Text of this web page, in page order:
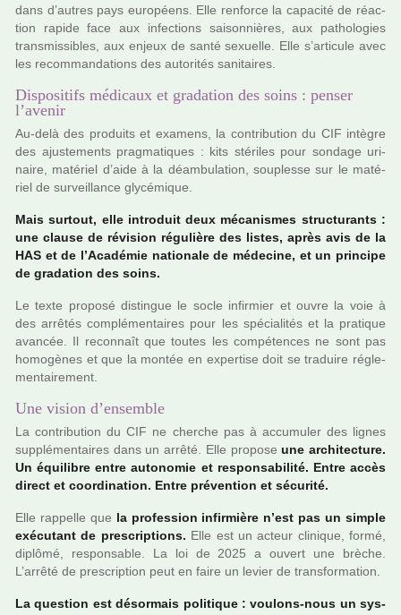
dans d’autres pays euro­péens. Elle ren­force la capa­cité de réac­
tion rapide face aux infec­tions sai­son­niè­res, aux patho­lo­gies
trans­mis­si­bles, aux enjeux de santé sexuelle. Elle s’arti­cule avec
les recom­man­da­tions des auto­ri­tés sani­tai­res.
Dispositifs médicaux et gradation des soins : penser
l’avenir
Au-delà des pro­duits et exa­mens, la contri­bu­tion du CIF intè­gre
des ajus­te­ments prag­ma­ti­ques : kits sté­ri­les pour son­dage uri­
naire, maté­riel d’aide à la déam­bu­la­tion, sou­plesse sur le maté­
riel de sur­veillance gly­cé­mi­que.
Mais sur­tout, elle intro­duit deux méca­nis­mes struc­tu­rants :
une clause de révi­sion régu­lière des listes, après avis de la
HAS et de l’Académie natio­nale de méde­cine, et un prin­cipe
de gra­da­tion des soins.
Le texte pro­posé dis­tin­gue le socle infir­mier et ouvre la voie à
des arrê­tés com­plé­men­tai­res pour les spé­cia­li­tés et la pra­ti­que
avan­cée. Il reconnaît que toutes les com­pé­ten­ces ne sont pas
homo­gè­nes et que la montée en exper­tise doit se tra­duire régle­
men­tai­re­ment.
Une vision d’ensemble
La contri­bu­tion du CIF ne cher­che pas à accu­mu­ler des lignes
sup­plé­men­tai­res dans un arrêté. Elle pro­poseune archi­tec­ture.
Un équilibre entre auto­no­mie et res­pon­sa­bi­lité. Entre accès
direct et coor­di­na­tion. Entre pré­ven­tion et sécu­rité.
Elle rap­pelle que la pro­fes­sion infir­mière n’est pas un simple
exé­cu­tant de pres­crip­tions. Elle est un acteur cli­ni­que, formé,
diplômé, res­pon­sa­ble. La loi de 2025 a ouvert une brèche.
L’arrêté de pres­crip­tion peut en faire un levier de trans­for­ma­tion.
La ques­tion est désor­mais poli­ti­que : vou­lons-nous un sys­